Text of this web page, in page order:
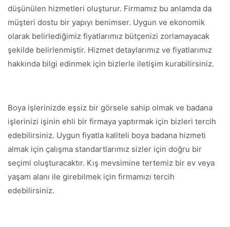
düşünülen hizmetleri oluşturur. Firmamız bu anlamda da
müşteri dostu bir yapıyı benimser. Uygun ve ekonomik
olarak belirlediğimiz fiyatlarımız bütçenizi zorlamayacak
şekilde belirlenmiştir. Hizmet detaylarımız ve fiyatlarımız
hakkında bilgi edinmek için bizlerle iletişim kurabilirsiniz.
Boya işlerinizde eşsiz bir görsele sahip olmak ve badana
işlerinizi işinin ehli bir firmaya yaptırmak için bizleri tercih
edebilirsiniz. Uygun fiyatla kaliteli boya badana hizmeti
almak için çalışma standartlarımız sizler için doğru bir
seçimi oluşturacaktır. Kış mevsimine tertemiz bir ev veya
yaşam alanı ile girebilmek için firmamızı tercih
edebilirsiniz.